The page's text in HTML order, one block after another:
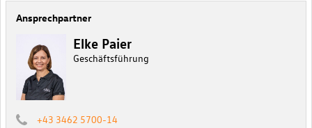
Ansprechpartner
Elke Paier
Geschäftsführung
+43 3462 5700-14